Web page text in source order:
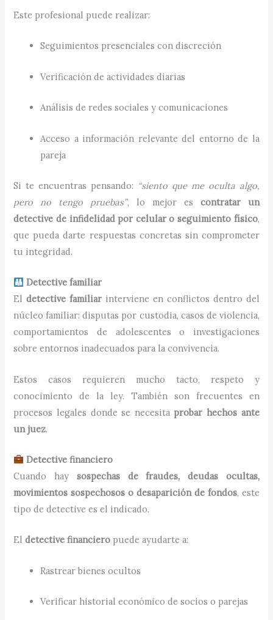
Este profesional puede realizar:
Seguimientos presenciales con discreción
Verificación de actividades diarias
Análisis de redes sociales y comunicaciones
Acceso a información relevante del entorno de la
pareja
Si te encuentras pensando: “siento que me oculta algo,
pero no tengo pruebas”, lo mejor es contratar un
detective de infidelidad por celular o seguimiento físico,
que pueda darte respuestas concretas sin comprometer
tu integridad.
Detective familiar
Eldetective familiar interviene en conflictos dentro del
núcleo familiar: disputas por custodia, casos de violencia,
comportamientos de adolescentes o investigaciones
sobre entornos inadecuados para la convivencia.
Estos casos requieren mucho tacto, respeto y
conocimiento de la ley. También son frecuentes en
procesos legales donde se necesita probar hechos ante
un juez.
Detective financiero
Cuando hay sospechas de fraudes, deudas ocultas,
movimientos sospechosos o desaparición de fondos, este
tipo de detective es el indicado.
Eldetective financiero puede ayudarte a:
Rastrear bienes ocultos
Verificar historial económico de socios o parejas